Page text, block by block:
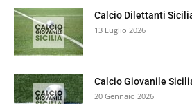
Calcio Dilettanti
13 Luglio 2026
Calcio Giovanile
20 Gennaio 2026